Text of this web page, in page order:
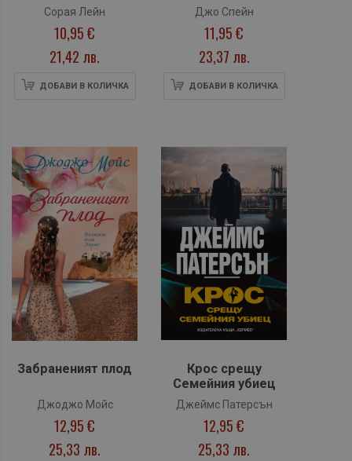
Сорая Лейн
10,95 €
21,42 лв.
ДОБАВИ В КОЛИЧКА
Джо Спейн
11,95 €
23,37 лв.
ДОБАВИ В КОЛИЧКА
Забраненият плод
Джоджо Мойс
12,95 €
25,33 лв.
Крос срещу
Семейния убиец
Джеймс Патерсън
12,95 €
25,33 лв.